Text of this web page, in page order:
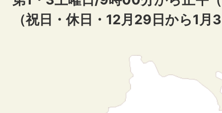
（祝日・休日・12月29日から1月